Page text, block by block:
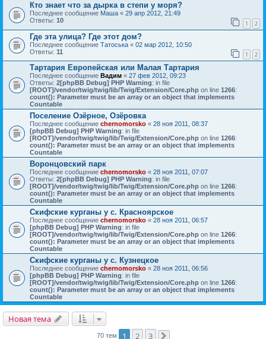
Кто знает что за дырка в степи у моря?
Последнее сообщение Маша « 29 апр 2012, 21:49
Ответы: 10 1 2
Где эта улица? Где этот дом?
Последнее сообщение Татоська « 02 мар 2012, 10:50
Ответы: 11 1 2
Тартария Европейская или Малая Тартария
Последнее сообщение Вадим « 27 фев 2012, 09:23
Ответы: 2[phpBB Debug] PHP Warning: in file
[ROOT]/vendor/twig/twig/lib/Twig/Extension/Core.php on line 1266:
count(): Parameter must be an array or an object that implements
Countable
Поселение Озёрное, Озёровка
Последнее сообщение chernomorsko « 28 ноя 2011, 08:37
[phpBB Debug] PHP Warning: in file
[ROOT]/vendor/twig/twig/lib/Twig/Extension/Core.php on line 1266:
count(): Parameter must be an array or an object that implements
Countable
Воронцовский парк
Последнее сообщение chernomorsko « 28 ноя 2011, 07:07
Ответы: 2[phpBB Debug] PHP Warning: in file
[ROOT]/vendor/twig/twig/lib/Twig/Extension/Core.php on line 1266:
count(): Parameter must be an array or an object that implements
Countable
Скифские курганы у с. Красноярское
Последнее сообщение chernomorsko « 28 ноя 2011, 06:57
[phpBB Debug] PHP Warning: in file
[ROOT]/vendor/twig/twig/lib/Twig/Extension/Core.php on line 1266:
count(): Parameter must be an array or an object that implements
Countable
Скифские курганы у с. Кузнецкое
Последнее сообщение chernomorsko « 28 ноя 2011, 06:56
[phpBB Debug] PHP Warning: in file
[ROOT]/vendor/twig/twig/lib/Twig/Extension/Core.php on line 1266:
count(): Parameter must be an array or an object that implements
Countable
Новая тема
70 тем 1 2 3